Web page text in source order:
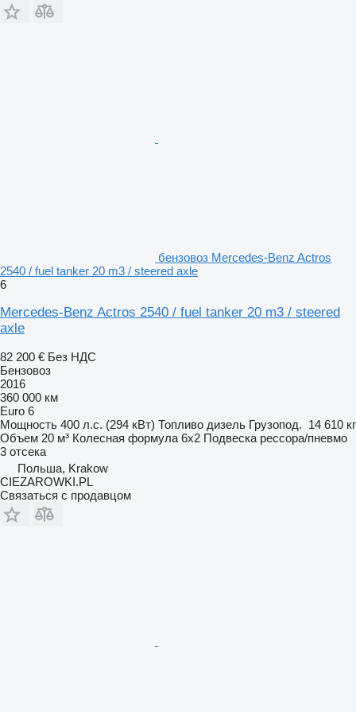
бензовоз Mercedes-Benz Actros
2540 / fuel tanker 20 m3 / steered axle
6
Mercedes-Benz Actros 2540 / fuel tanker 20 m3 / steered
axle
82 200 € Без НДС
Бензовоз
2016
360 000 км
Euro 6
Мощность 400 л.с. (294 кВт) Топливо дизель Грузопод. 14 610 кг
Объем 20 м³ Колесная формула 6x2 Подвеска рессора/пневмо
3 отсека
Польша, Krakow
CIEZAROWKI.PL
Связаться с продавцом